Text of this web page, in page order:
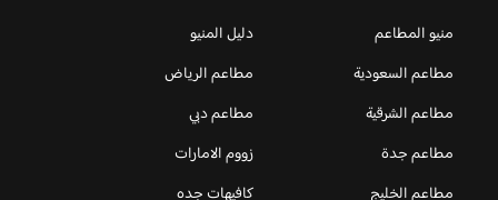
منيو المطاعم
دليل المنيو
مطاعم السعودية
مطاعم الرياض
مطاعم الشرقية
مطاعم دبي
مطاعم جدة
زووم الامارات
مطاعم الخليج
كافيهات جده